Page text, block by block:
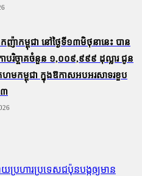
ាកម្ពុជា នៅថ្ងៃទី១៣មិថុនានេះ បាន
បរិច្ចាគចំនួន ១,០០៩,៩៩៩ ដុល្លារ ជូន
ហមកម្ពុជា ក្នុងឱកាសអបអរសាទរខួប
យប្រហារប្រទេសជប៉ុនបង្កឲ្យមាន